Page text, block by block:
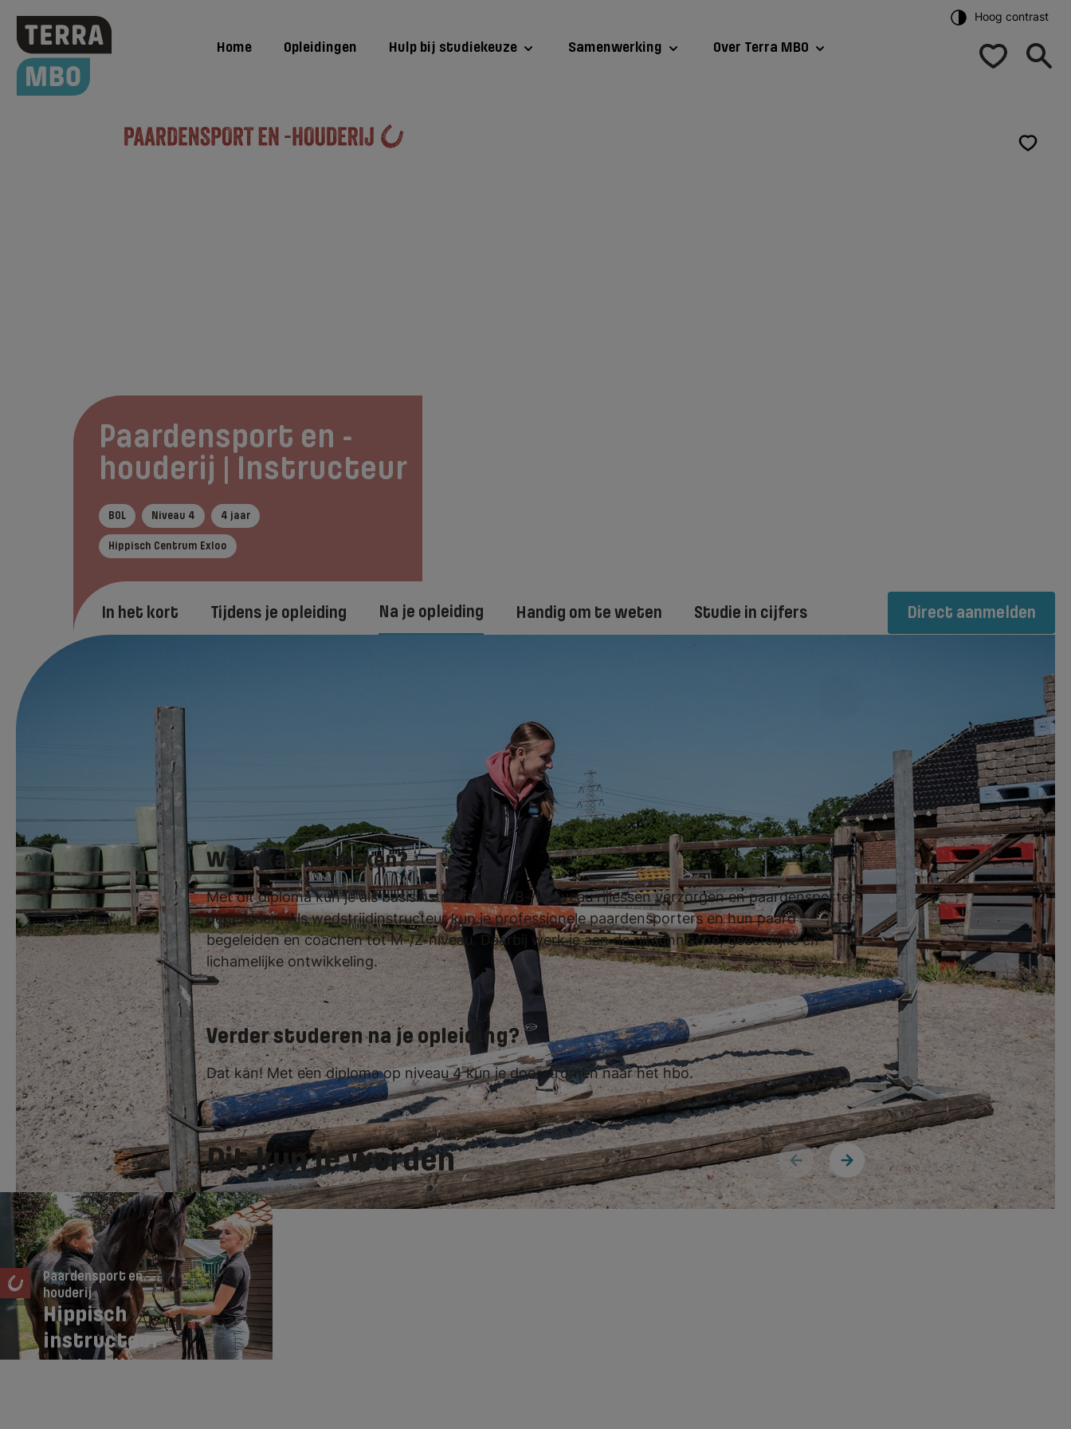
Home Opleidingen Hulp bij studiekeuze Samenwerking Over Terra MBO
Hoog contrast
Paardensport en -
houderij | Instructeur
BOL Niveau 4 4 jaar
Hippisch Centrum Exloo
In het kort Tijdens je opleiding Na je opleiding Handig om te weten Studie in cijfers Direct aanmelden
Diploma op zak? Dan kun je direct aan de slag als instructeur!
Doorstuderen kan natuurlijk ook.
Waar kan ik werken?
Met dit diploma kun je als basisinstructeur op B-/L-niveau rijlessen verzorgen en paardensporters
begeleiden. Als wedstrijdinstructeur kun je professionele paardensporters en hun paard
begeleiden en coachen tot M-/Z-niveau. Daarbij werk je aan de rijtechnische, geestelijke en
lichamelijke ontwikkeling.
Verder studeren na je opleiding?
Dat kan! Met een diploma op niveau 4 kun je doorstromen naar het hbo.
Dit kun je worden
Paardensport en -
houderij
Hippisch
instructeur
wedstrijdsport